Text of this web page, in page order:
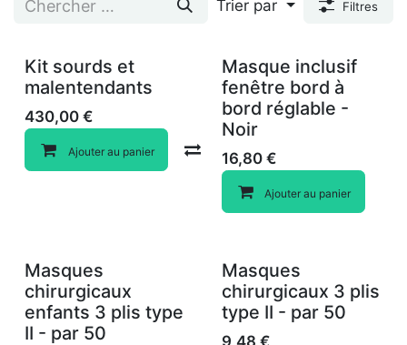
Trier par
Filtres
Kit sourds et
malentendants
430,00 €
Ajouter au panier Compare
Masque inclusif
fenêtre bord à
bord réglable -
Noir
16,80€
Ajouter au panier
Masques
chirurgicaux
enfants 3 plis type
II - par 50
Masques
chirurgicaux 3 plis
type II - par 50
9,48 €